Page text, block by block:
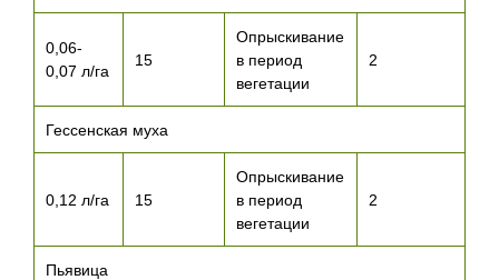
0,06-
0,07 л/га
15
Опрыскивание
в период
вегетации
2
Гессенская муха
0,12 л/га 15
Опрыскивание
в период
вегетации
2
Пьявица